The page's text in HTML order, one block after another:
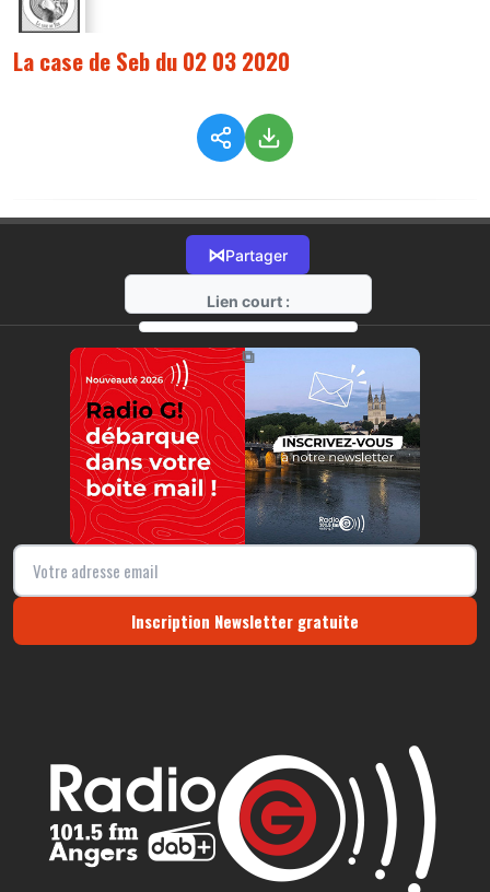
La case de Seb du 02 03 2020
⋈Partager
Lien court :
https://radio-g.fr?1640
⧉
Inscription Newsletter gratuite